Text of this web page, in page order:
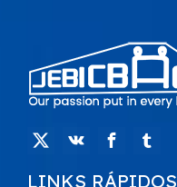
LINKS RÁPIDOS